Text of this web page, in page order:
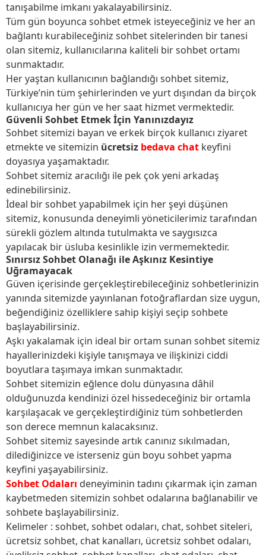
tanışabilme imkanı yakalayabilirsiniz.
Tüm gün boyunca sohbet etmek isteyeceğiniz ve her an
bağlantı kurabileceğiniz sohbet sitelerinden bir tanesi
olan sitemiz, kullanıcılarına kaliteli bir sohbet ortamı
sunmaktadır.
Her yaştan kullanıcının bağlandığı sohbet sitemiz,
Türkiye’nin tüm şehirlerinden ve yurt dışından da birçok
kullanıcıya her gün ve her saat hizmet vermektedir.
Güvenli Sohbet Etmek İçin Yanınızdayız
Sohbet sitemizi bayan ve erkek birçok kullanıcı ziyaret
etmekte ve sitemizin ücretsiz bedava chat keyfini
doyasıya yaşamaktadır.
Sohbet sitemiz aracılığı ile pek çok yeni arkadaş
edinebilirsiniz.
İdeal bir sohbet yapabilmek için her şeyi düşünen
sitemiz, konusunda deneyimli yöneticilerimiz tarafından
sürekli gözlem altında tutulmakta ve saygısızca
yapılacak bir üsluba kesinlikle izin vermemektedir.
Sınırsız Sohbet Olanağı ile Aşkınız Kesintiye
Uğramayacak
Güven içerisinde gerçekleştirebileceğiniz sohbetlerinizin
yanında sitemizde yayınlanan fotoğraflardan size uygun,
beğendiğiniz özelliklere sahip kişiyi seçip sohbete
başlayabilirsiniz.
Aşkı yakalamak için ideal bir ortam sunan sohbet sitemiz
hayallerinizdeki kişiyle tanışmaya ve ilişkinizi ciddi
boyutlara taşımaya imkan sunmaktadır.
Sohbet sitemizin eğlence dolu dünyasına dâhil
olduğunuzda kendinizi özel hissedeceğiniz bir ortamla
karşılaşacak ve gerçekleştirdiğiniz tüm sohbetlerden
son derece memnun kalacaksınız.
Sohbet sitemiz sayesinde artık canınız sıkılmadan,
dilediğinizce ve isterseniz gün boyu sohbet yapma
keyfini yaşayabilirsiniz.
Sohbet Odaları deneyiminin tadını çıkarmak için zaman
kaybetmeden sitemizin sohbet odalarına bağlanabilir ve
sohbete başlayabilirsiniz.
Kelimeler : sohbet, sohbet odaları, chat, sohbet siteleri,
ücretsiz sohbet, chat kanalları, ücretsiz sohbet odaları,